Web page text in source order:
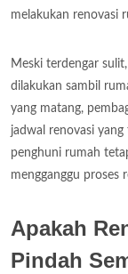
melakukan renovasi
Meski terdengar
dilakukan sambil
yang matang,
jadwal renovasi
penghuni rumah
mengganggu proses
Apakah
Pindah